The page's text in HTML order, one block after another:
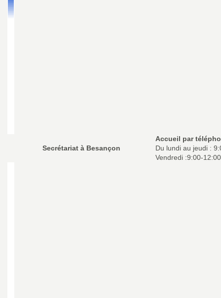
Secrétariat à Besançon
Accueil par
Du lundi au jeudi :
Vendredi :9:00-12:00